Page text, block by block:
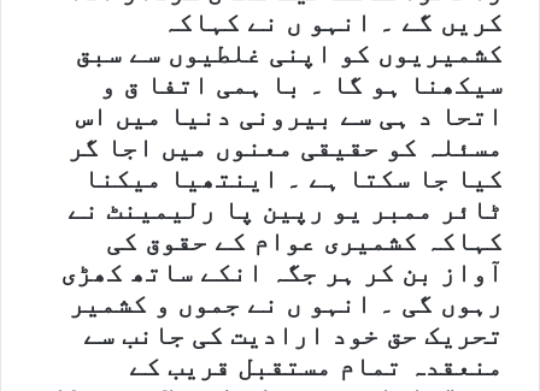
کریں گے ۔ انہو ں نے کہاکہ
کشمیریوں کو اپنی غلطیوں سے سبق
سیکھنا ہو گا ۔ با ہمی اتفا ق و
اتحا د ہی سے بیرونی دنیا میں اس
مسئلہ کو حقیقی معنوں میں اجا گر
کیا جا سکتا ہے ۔ اینتھیا میکنا
ٹائر ممبر یو رپین پا رلیمینٹ نے
کہاکہ کشمیری عوام کے حقوق کی
آواز بن کر ہر جگہ انکے ساتھ کھڑی
رہوں گی ۔ انہو ں نے جموں و کشمیر
تحریک حق خود ارادیت کی جانب سے
منعقدہ تمام مستقبل قریب کے